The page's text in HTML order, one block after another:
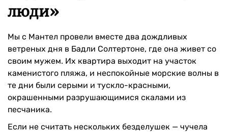
люди»
Мы с Мантел провели вместе два дождливых
ветреных дня в Бадли Солтертоне, где она живет со
своим мужем. Их квартира выходит на участок
каменистого пляжа, и неспокойные морские волны в
те дни были серыми и тускло-красными,
окрашенными разрушающимися скалами из
песчаника.
Если не считать нескольких безделушек — чучела